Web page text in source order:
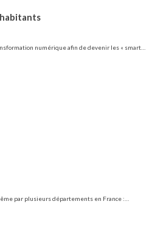
numérique afin de devenir les « smart…
par plusieurs départements en France :…